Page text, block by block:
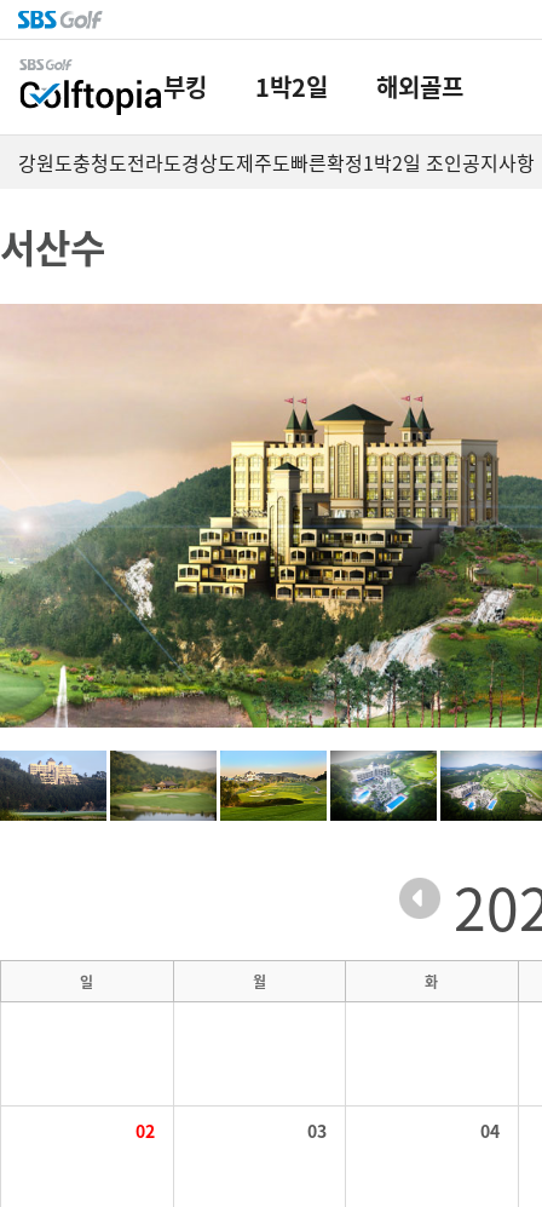
부킹 1박2일 해외골프
강원도충청도전라도경상도제주도빠른확정1박2일 조인공지사항
서산수
일 월 화
02 03 04